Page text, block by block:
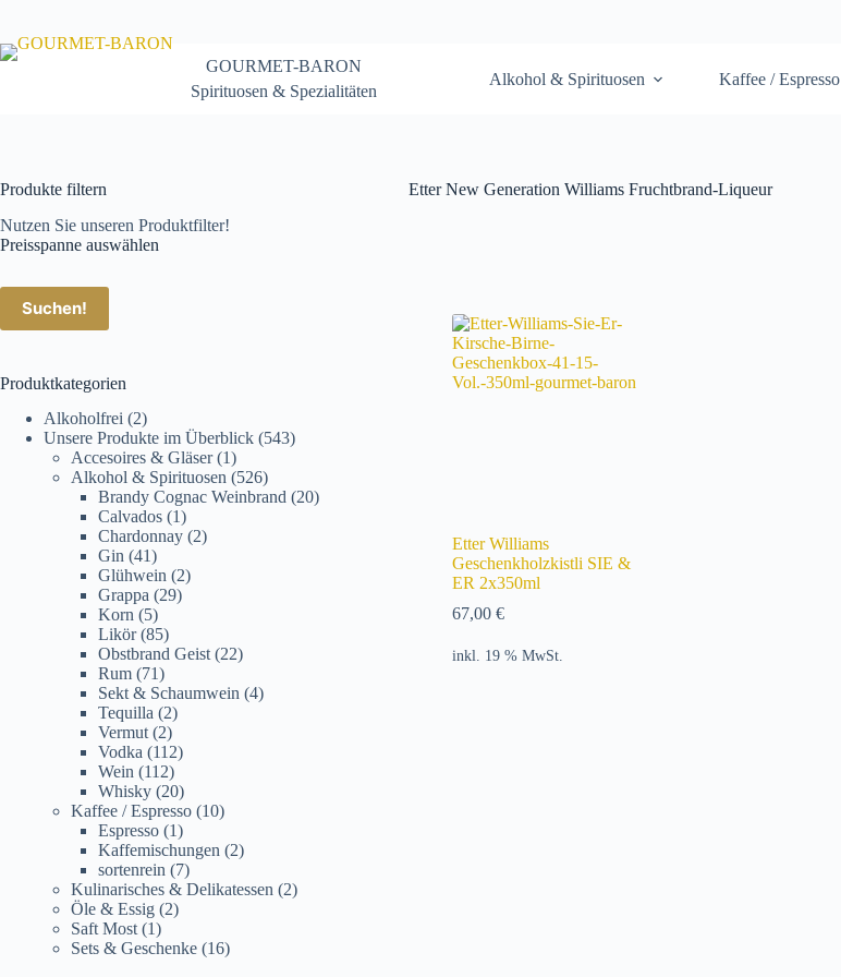
springen
GOURMET-BARON
Spirituosen & Spezialitäten
Alkohol & Spirituosen Kaffee / Espresso
Etter New Generation Williams Fruchtbrand-Liqueur
Etter Williams
Geschenkholzkistli SIE &
ER 2x350ml
67,00 €
inkl. 19 % MwSt.
Produkte filtern
Nutzen Sie unseren Produktfilter!
Preisspanne auswählen
Suchen!
Produktkategorien
Alkoholfrei (2)
Unsere Produkte im Überblick (543)
Accesoires & Gläser (1)
Alkohol & Spirituosen (526)
Brandy Cognac Weinbrand (20)
Calvados (1)
Chardonnay (2)
Gin (41)
Glühwein (2)
Grappa (29)
Korn (5)
Likör (85)
Obstbrand Geist (22)
Rum (71)
Sekt & Schaumwein (4)
Tequilla (2)
Vermut (2)
Vodka (112)
Wein (112)
Whisky (20)
Kaffee / Espresso (10)
Espresso (1)
Kaffemischungen (2)
sortenrein (7)
Kulinarisches & Delikatessen (2)
Öle & Essig (2)
Saft Most (1)
Sets & Geschenke (16)